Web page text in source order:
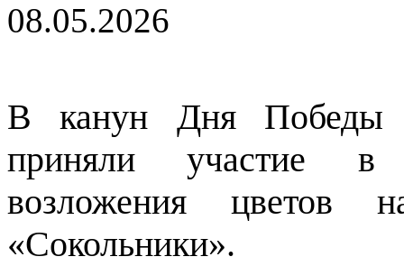
08.05.2026
В канун Дня Победы
приняли участие в
возложения цветов
«Сокольники».